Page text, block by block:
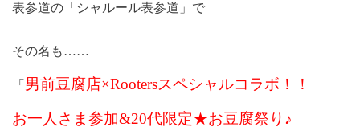
表参道の「シャルール表参道」で
その名も……
「 男前豆腐店×Rootersスペシャルコラボ！！
お一人さま参加&20代限定★お豆腐祭り♪